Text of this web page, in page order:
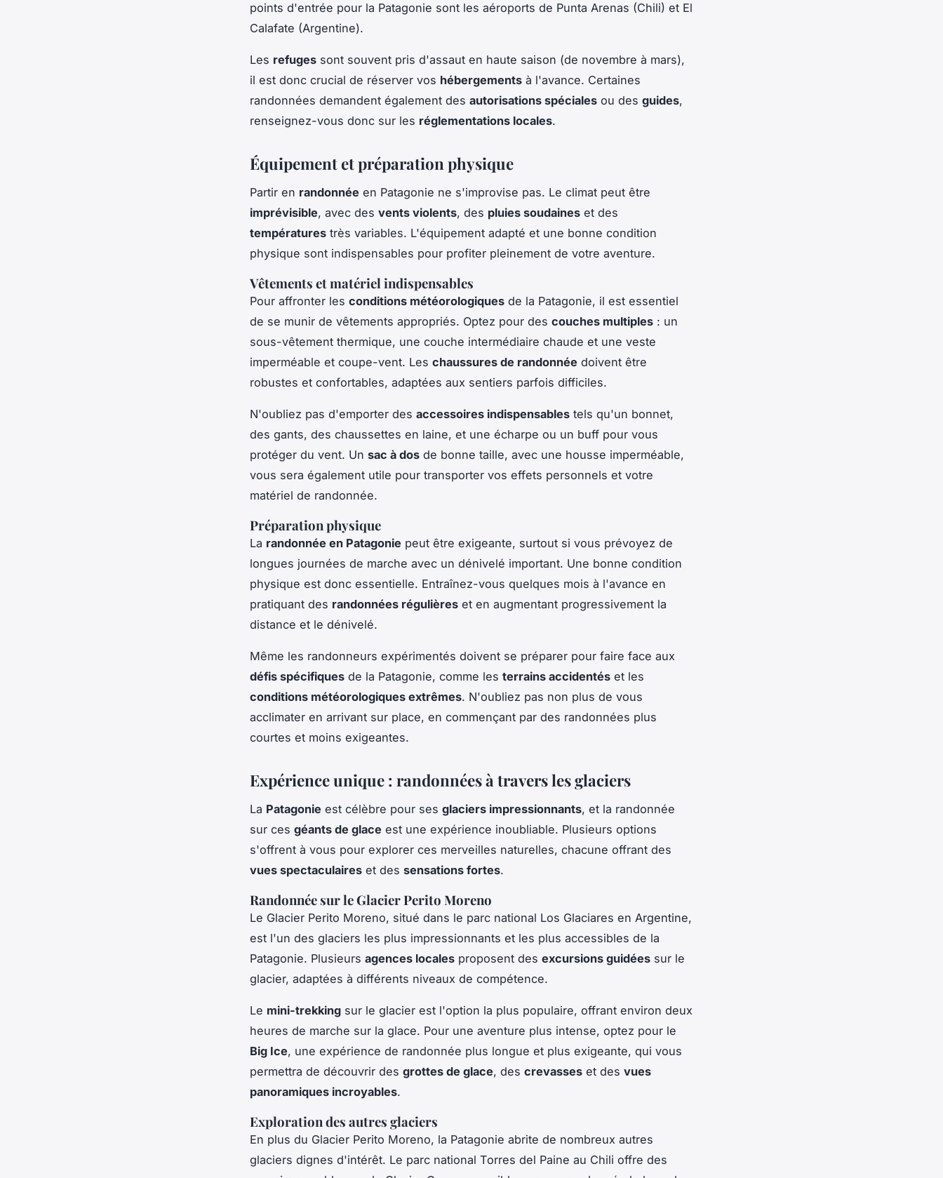
points d'entrée pour la Patagonie sont les aéroports de Punta Arenas (Chili) et El
Calafate (Argentine).
Les refuges sont souvent pris d'assaut en haute saison (de novembre à mars),
il est donc crucial de réserver vos hébergements à l'avance. Certaines
randonnées demandent également des autorisations spéciales ou des guides,
renseignez-vous donc sur les réglementations locales.
Équipement et préparation physique
Partir en randonnée en Patagonie ne s'improvise pas. Le climat peut être
imprévisible, avec des vents violents, des pluies soudaines et des
températures très variables. L'équipement adapté et une bonne condition
physique sont indispensables pour profiter pleinement de votre aventure.
Vêtements et matériel indispensables
Pour affronter les conditions météorologiques de la Patagonie, il est essentiel
de se munir de vêtements appropriés. Optez pour des couches multiples : un
sous-vêtement thermique, une couche intermédiaire chaude et une veste
imperméable et coupe-vent. Les chaussures de randonnée doivent être
robustes et confortables, adaptées aux sentiers parfois difficiles.
N'oubliez pas d'emporter des accessoires indispensables tels qu'un bonnet,
des gants, des chaussettes en laine, et une écharpe ou un buff pour vous
protéger du vent. Un sac à dos de bonne taille, avec une housse imperméable,
vous sera également utile pour transporter vos effets personnels et votre
matériel de randonnée.
Préparation physique
La randonnée en Patagonie peut être exigeante, surtout si vous prévoyez de
longues journées de marche avec un dénivelé important. Une bonne condition
physique est donc essentielle. Entraînez-vous quelques mois à l'avance en
pratiquant des randonnées régulières et en augmentant progressivement la
distance et le dénivelé.
Même les randonneurs expérimentés doivent se préparer pour faire face aux
défis spécifiques de la Patagonie, comme les terrains accidentés et les
conditions météorologiques extrêmes. N'oubliez pas non plus de vous
acclimater en arrivant sur place, en commençant par des randonnées plus
courtes et moins exigeantes.
Expérience unique : randonnées à travers les glaciers
La Patagonie est célèbre pour ses glaciers impressionnants, et la randonnée
sur ces géants de glace est une expérience inoubliable. Plusieurs options
s'offrent à vous pour explorer ces merveilles naturelles, chacune offrant des
vues spectaculaires et des sensations fortes.
Randonnée sur le Glacier Perito Moreno
Le Glacier Perito Moreno, situé dans le parc national Los Glaciares en Argentine,
est l'un des glaciers les plus impressionnants et les plus accessibles de la
Patagonie. Plusieurs agences locales proposent des excursions guidées sur le
glacier, adaptées à différents niveaux de compétence.
Le mini-trekking sur le glacier est l'option la plus populaire, offrant environ deux
heures de marche sur la glace. Pour une aventure plus intense, optez pour le
Big Ice, une expérience de randonnée plus longue et plus exigeante, qui vous
permettra de découvrir des grottes de glace, des crevasses et des vues
panoramiques incroyables.
Exploration des autres glaciers
En plus du Glacier Perito Moreno, la Patagonie abrite de nombreux autres
glaciers dignes d'intérêt. Le parc national Torres del Paine au Chili offre des